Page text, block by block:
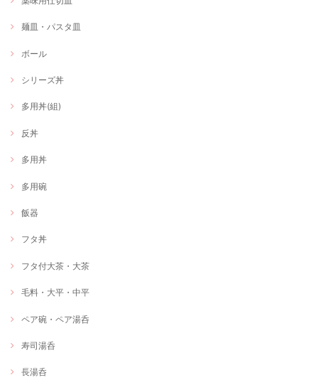
麺皿・パスタ皿
ボール
シリーズ丼
多用丼(組)
反丼
多用丼
多用碗
飯器
フタ丼
フタ付大茶・大茶
毛料・大平・中平
ペア碗・ペア湯呑
寿司湯呑
長湯呑